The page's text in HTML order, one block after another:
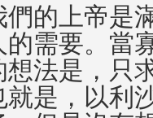
們的上帝是
的需要。當
想法是，只
就是，以利